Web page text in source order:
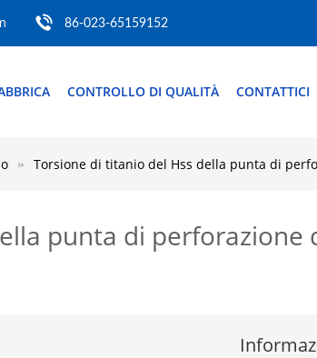
86-023-65159152
CONTROLLO DI QUALITÀ CONTATTICI
Torsione di titanio del Hss della punta di
punta di